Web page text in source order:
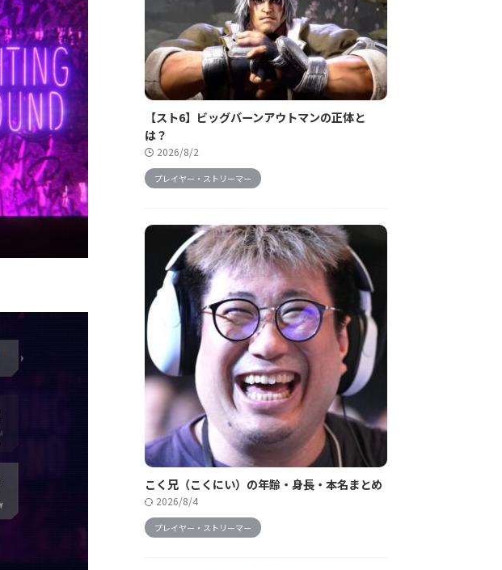
【スト6】ビッグバーンアウトマンの正体と
は？
2026/8/2
プレイヤー・ストリーマー
こく兄（こくにい）の年齢・身長・本名まとめ
2026/8/4
プレイヤー・ストリーマー